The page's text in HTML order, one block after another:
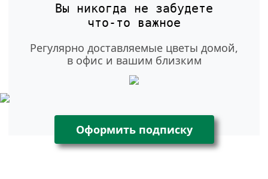
Вы никогда не забудете
что-то важное
Регулярно доставляемые цветы домой,
в офис и вашим близким
Оформить подписку